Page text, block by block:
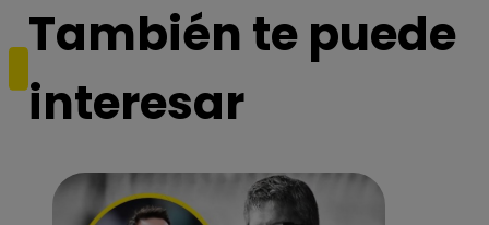
También te puede
interesar